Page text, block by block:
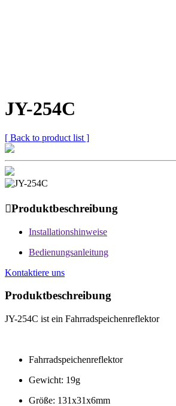
JY-254C
[ Back to product list ]
Produktbeschreibung
Installationshinweise
Bedienungsanleitung
Kontaktiere uns
Produktbeschreibung
JY-254C ist ein Fahrradspeichenreflektor
Fahrradspeichenreflektor
Gewicht: 19g
Größe: 131x31x6mm